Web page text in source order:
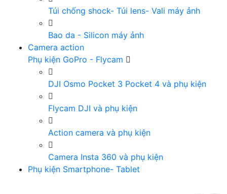
Túi chống shock- Túi lens- Vali máy ảnh
Bao da - Silicon máy ảnh
Camera action
Phụ kiện GoPro - Flycam
DJI Osmo Pocket 3 Pocket 4 và phụ kiện
Flycam DJI và phụ kiện
Action camera và phụ kiện
Camera Insta 360 và phụ kiện
Phụ kiện Smartphone- Tablet